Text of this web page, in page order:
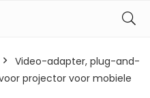
Video-adapter, plug-and-
projector voor mobiele